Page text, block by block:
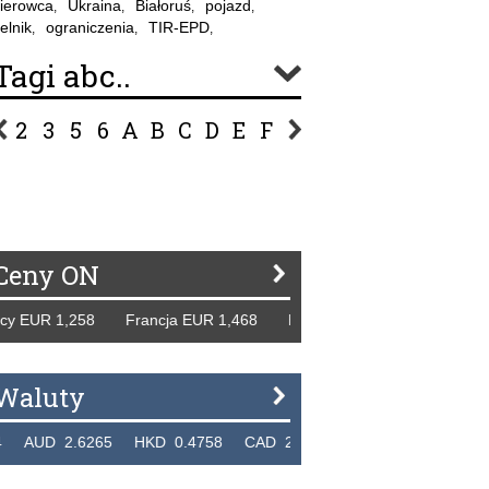
, Ukraina, Białoruś, pojazd,
, ograniczenia, TIR-EPD,
abc..
2 3 5 6 A B C D E F G
ON
1,258 Francja EUR 1,468 Hiszpania EUR 1,229 WB
2.6265 HKD 0.4758 CAD 2.6618 NZD 2.1914